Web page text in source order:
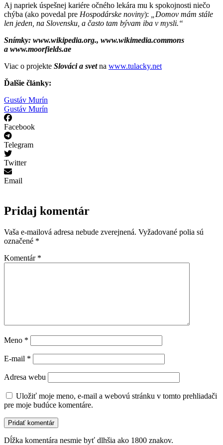
Aj napriek úspešnej kariére očného lekára mu k spokojnosti niečo
chýba (ako povedal pre Hospodárske noviny):
„Domov mám stále
len jeden, na Slovensku, a často tam bývam iba v mysli.“
Snímky: www.wikipedia.org., www.wikimedia.commons
a www.moorfields.ae
Viac o projekte Slováci a svetna www.tulacky.net
Ďalšie články:
Gustáv Murín
Gustáv Murín
Facebook
Telegram
Twitter
Email
Pridaj komentár
Vaša e-mailová adresa nebude zverejnená. Vyžadované polia sú
označené *
Komentár *
Meno *
E-mail *
Adresa webu
Uložiť moje meno, e-mail a webovú stránku v tomto prehliadači
pre moje budúce komentáre.
Dĺžka komentára nesmie byť dlhšia ako 1800 znakov.